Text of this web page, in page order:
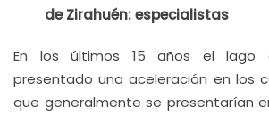
de Zirahuén: especialistas
En los últimos 15 años el lago
presentado una aceleración en los
que generalmente se presentarían